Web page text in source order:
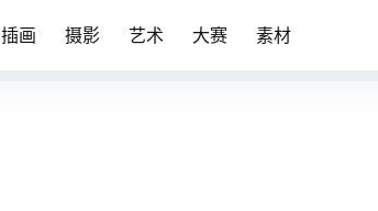
插画 摄影 艺术 大赛 素材